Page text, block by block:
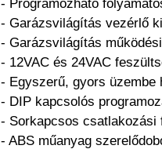
- Programozható
- Garázsvilágítás vezérlő
- Garázsvilágítás
- 12VAC és 24VAC
- Egyszerű, gyors üzembe
- DIP kapcsolós
- Sorkapcsos csatlakozási
- ABS műanyag